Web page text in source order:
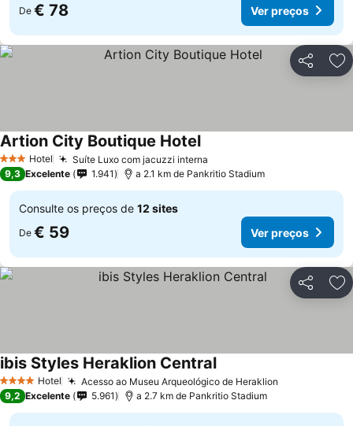
De € 78 Ver preços
Partilhar
3 EstrelasHotel Suíte Luxo com jacuzzi interna
Artion City Boutique HotelVer preços
9,3 Excelente 1.941 a 2.1 km de Pankritio Stadium
Consulte os preços de 12 sites
De € 59 Ver preços
Partilhar
4 EstrelasHotel Acesso ao Museu Arqueológico de Heraklion
ibis Styles Heraklion CentralVer preços
9,2 Excelente 5.961 a 2.7 km de Pankritio Stadium